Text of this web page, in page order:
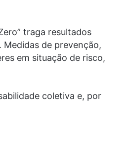
traga resultados
de prevenção,
em situação de risco,
coletiva e, por